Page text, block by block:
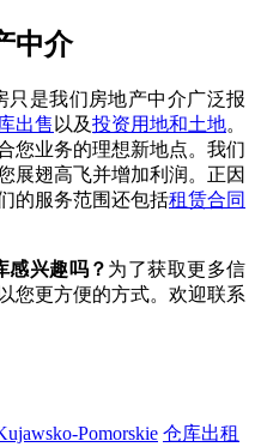
中介
只是我们房地产中介广泛报
出售 以及投资用地和土地。
您业务的理想新地点。我们
展翅高飞并增加利润。正因
的服务范围还包括租赁合同
感兴趣吗？ 为了获取更多信
更方便的方式。欢迎联系
Pomorskie 仓库出租